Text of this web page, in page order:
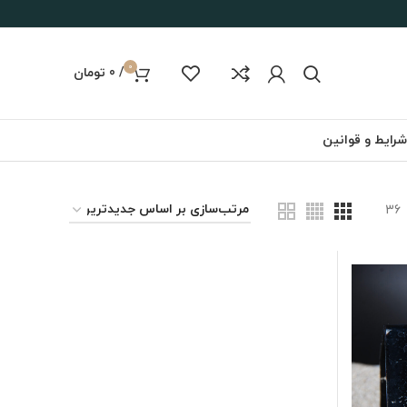
0
/
0 تومان
شرایط و قوانین
36